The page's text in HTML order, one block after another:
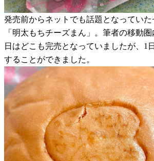
発売前からネットでも話題となってい
「明太もちチーズまん」。筆者の移動
日はどこも完売となっていましたが、1
することができました。